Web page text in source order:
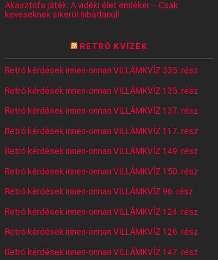
Akasztófa játék: A vidéki élet emlékei – Csak
keveseknek sikerül hibátlanul!
RETRÓ KVÍZEK
Retró kérdések innen-onnan VILLÁMKVÍZ 335. rész
Retró kérdések innen-onnan VILLÁMKVÍZ 135. rész
Retró kérdések innen-onnan VILLÁMKVÍZ 137. rész
Retró kérdések innen-onnan VILLÁMKVÍZ 117. rész
Retró kérdések innen-onnan VILLÁMKVÍZ 149. rész
Retró kérdések innen-onnan VILLÁMKVÍZ 150. rész
Retró kérdések innen-onnan VILLÁMKVÍZ 96. rész
Retró kérdések innen-onnan VILLÁMKVÍZ 124. rész
Retró kérdések innen-onnan VILLÁMKVÍZ 126. rész
Retró kérdések innen-onnan VILLÁMKVÍZ 147. rész